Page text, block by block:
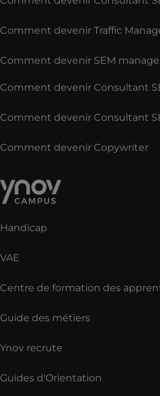
Comment devenir Traffic
Comment devenir SEM
Comment devenir Consultant
Comment devenir Consultant
Comment devenir Copywriter
Handicap
VAE
Centre de formation des
Guide des métiers
Ynov recrute
Guides d'Orientation